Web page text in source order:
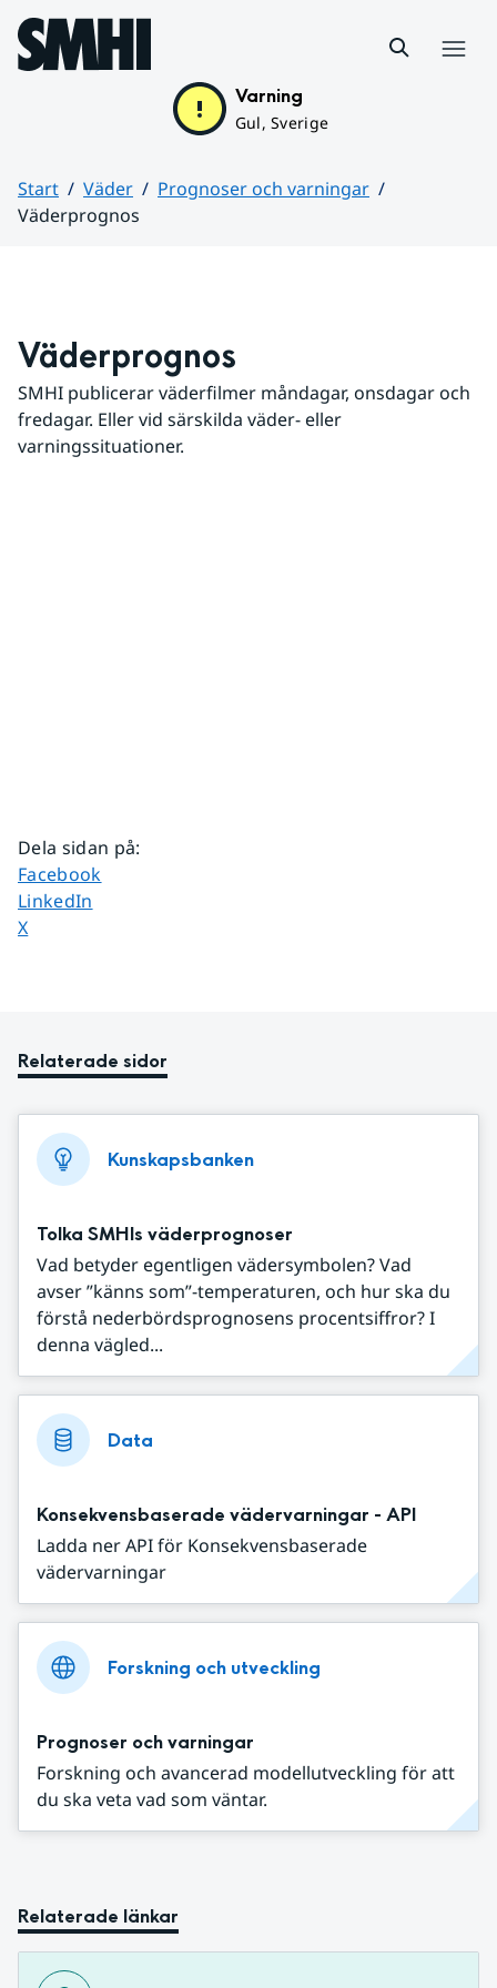
Hoppa till sidans innehåll
Varning
Gul, Sverige
Start Väder
Prognoser och varningar
Väderprognos
Väderprognos
SMHI publicerar väderfilmer måndagar, onsdagar och
fredagar. Eller vid särskilda väder- eller
varningssituationer.
Dela sidan på:
Dela sidan på
Facebook
Dela sidan på
LinkedIn
Dela sidan på
X
Relaterade sidor
Kunskapsbanken
Tolka SMHIs väderprognoser
Vad betyder egentligen vädersymbolen? Vad
avser ”känns som”-temperaturen, och hur ska du
förstå nederbördsprognosens procentsiffror? I
denna vägled...
Data
Konsekvensbaserade vädervarningar - API
Ladda ner API för Konsekvensbaserade
vädervarningar
Forskning och utveckling
Prognoser och varningar
Forskning och avancerad modellutveckling för att
du ska veta vad som väntar.
Relaterade länkar